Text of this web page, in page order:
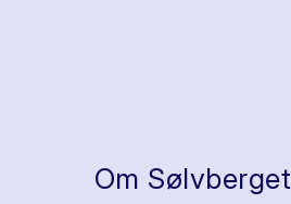
Om Sølvberget